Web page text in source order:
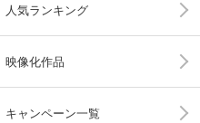
人気ランキング
映像化作品
キャンペーン一覧